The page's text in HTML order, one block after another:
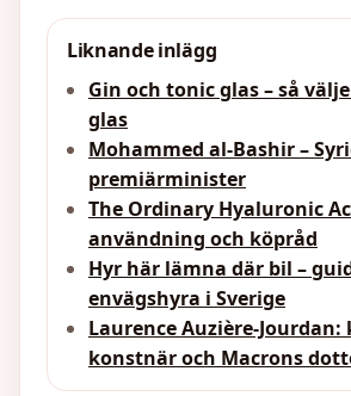
Liknande inlägg
Gin och tonic glas – så
glas
Mohammed al-Bashir –
premiärminister
The Ordinary Hyaluronic
användning och köpråd
Hyr här lämna där bil –
envägshyra i Sverige
Laurence Auzière-
konstnär och Macrons